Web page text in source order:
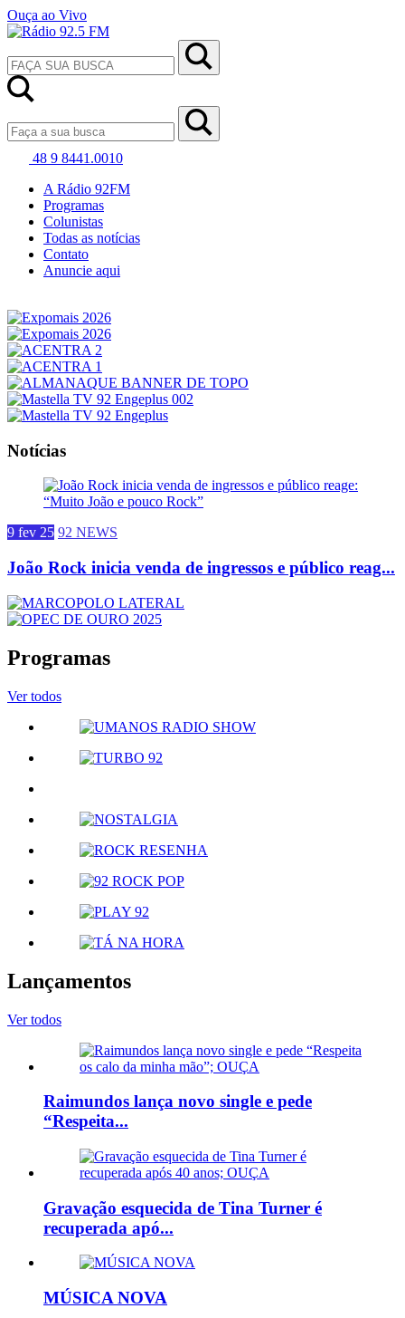
Ouça ao Vivo
48 9 8441.0010
A Rádio 92FM
Programas
Colunistas
Todas as notícias
Contato
Anuncie aqui
Notícias
9 fev 25 92 NEWS
João Rock inicia venda de ingressos e público reag...
Programas
Ver todos
Lançamentos
Ver todos
Raimundos lança novo single e pede
“Respeita...
Gravação esquecida de Tina Turner é
recuperada apó...
MÚSICA NOVA